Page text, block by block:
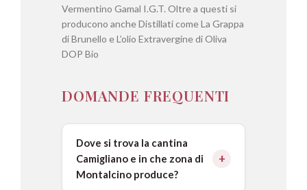
Vermentino Gamal I.G.T. Oltre a questi si
producono anche Distillati come La Grappa
di Brunello e L’olio Extravergine di Oliva
DOP Bio
DOMANDE FREQUENTI
Dove si trova la cantina
Camigliano e in che zona di
Montalcino produce?